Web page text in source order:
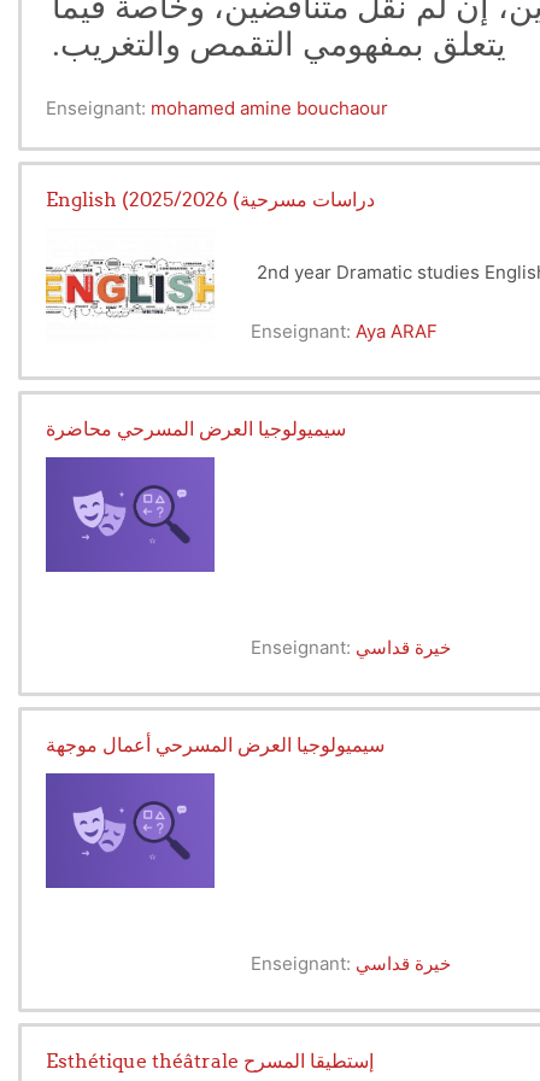
يتعلق بمفهومي التقمص والتغريب.
Enseignant: mohamed amine bouchaour
English (دراسات مسرحية) 2025/2026
2nd year Dramatic studies
Enseignant: Aya ARAF
سيميولوجيا العرض المسرحي محاضرة
Enseignant: خيرة قداسي
سيميولوجيا العرض المسرحي أعمال موجهة
Enseignant: خيرة قداسي
Esthétique théâtrale إستطيقا المسرح